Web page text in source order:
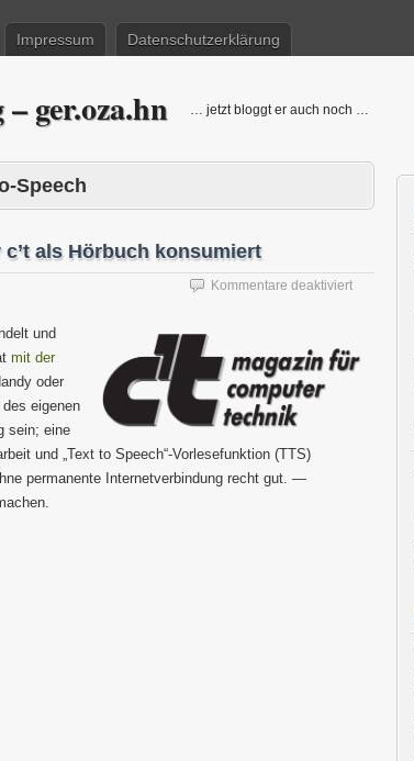
Impressum Datenschutzerklärung
ger.oza.hn … jetzt bloggt er auch noch …
Speech
als Hörbuch konsumiert
Kommentare deaktiviertfür
aktuelle
und
mit der
oder
eigenen
sein; eine
und „Text to Speech“-Vorlesefunktion (TTS)
permanente Internetverbindung recht gut. —